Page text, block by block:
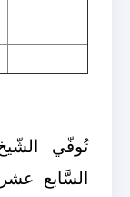
تُوفّي
السَّابع